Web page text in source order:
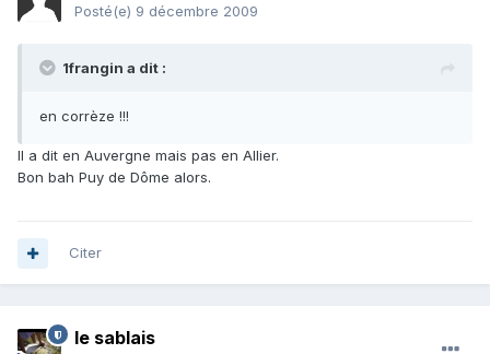
Posté(e) 9 décembre 2009
1frangin a dit :
en corrèze !!!
Il a dit en Auvergne mais pas en Allier.
Bon bah Puy de Dôme alors.
Citer
le sablais